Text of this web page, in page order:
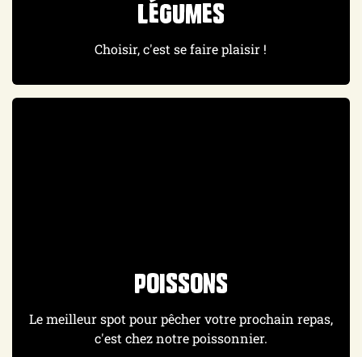
Légumes
Choisir, c'est se faire plaisir !
Poissons
Le meilleur spot pour pêcher votre prochain repas,
c'est chez notre poissonnier.